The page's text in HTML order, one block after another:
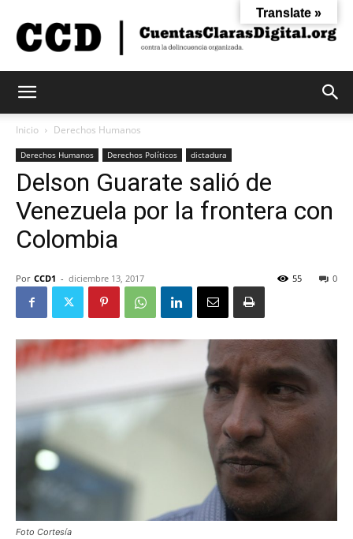
Claras
Inicio Derechos Humanos
Derechos Humanos Derechos Políticos dictadura
Delson Guarate salió de
Venezuela por la frontera con
Colombia
Por CCD1 - diciembre 13, 2017 0
55
Foto Cortesía
Translate »